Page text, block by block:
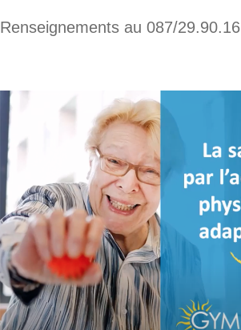
Renseignements au 087/29.90.16